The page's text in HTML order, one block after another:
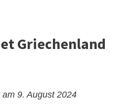
Griechenland
9. August 2024